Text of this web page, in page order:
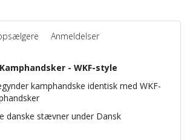
Anmeldelser
- WKF-style
kamphandske identisk med WKF-
danske stævner under Dansk